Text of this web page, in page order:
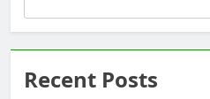
Recent Posts